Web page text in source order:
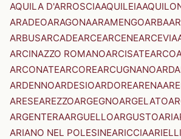
AQUILA D'ARROSCIAAQUILEIA
ARADEOARAGONAARAMENGOARBA
ARBUSARCADEARCEARCENEARCEVIA
ARCINAZZO ROMANOARCISATEARCO
ARCONATEARCOREARCUGNANO
ARDENNOARDESIOARDOREARENA
ARESEAREZZOARGEGNOARGELATO
ARGENTERAARGUELLOARGUSTOARI
ARIANO NEL POLESINEARICCIAARIELLI